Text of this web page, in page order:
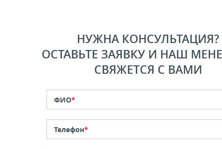
НУЖНА КОНСУЛЬТАЦИЯ?
ОСТАВЬТЕ ЗАЯВКУ И НАШ
СВЯЖЕТСЯ С ВАМИ
ФИО*
Телефон*